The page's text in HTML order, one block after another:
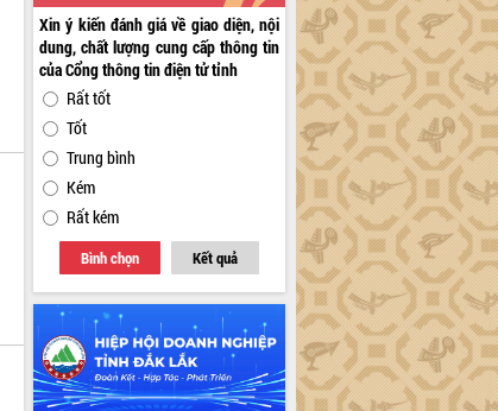
Xin ý kiến đánh giá về giao diện, nội
dung, chất lượng cung cấp thông tin
của Cổng thông tin điện tử tỉnh
Rất tốt
Tốt
Trung bình
Kém
Rất kém
Bình chọn Kết quả